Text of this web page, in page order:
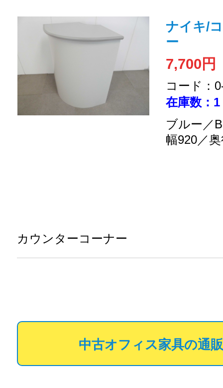
ナイキ/
ー
7,700円
コード：
在庫数：1
ブルー／
幅920／
カウンターコーナー
中古オフィス家具の通